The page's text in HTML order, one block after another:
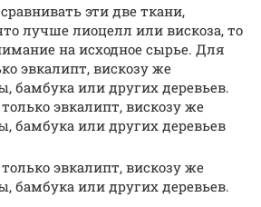
эти две ткани,
лучше лиоцелл или вискоза, то
на исходное сырье. Для
эвкалипт, вискозу же
бамбука или других деревьев.
эвкалипт, вискозу же
бамбука или других деревьев
эвкалипт, вискозу же
бамбука или других деревьев.